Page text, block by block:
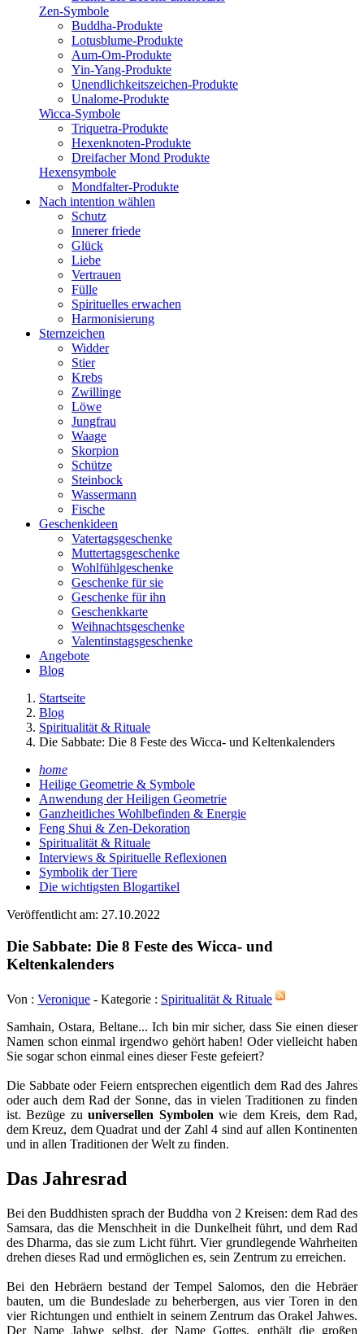
Zen-Symbole
Buddha-Produkte
Lotusblume-Produkte
Aum-Om-Produkte
Yin-Yang-Produkte
Unendlichkeitszeichen-Produkte
Unalome-Produkte
Wicca-Symbole
Triquetra-Produkte
Hexenknoten-Produkte
Dreifacher Mond Produkte
Hexensymbole
Mondfalter-Produkte
Nach intention wählen
Schutz
Innerer friede
Glück
Liebe
Vertrauen
Fülle
Spirituelles erwachen
Harmonisierung
Sternzeichen
Widder
Stier
Krebs
Zwillinge
Löwe
Jungfrau
Waage
Skorpion
Schütze
Steinbock
Wassermann
Fische
Geschenkideen
Vatertagsgeschenke
Muttertagsgeschenke
Wohlfühlgeschenke
Geschenke für sie
Geschenke für ihn
Geschenkkarte
Weihnachtsgeschenke
Valentinstagsgeschenke
Angebote
Blog
Startseite
Blog
Spiritualität & Rituale
Die Sabbate: Die 8 Feste des Wicca- und Keltenkalenders
home
Heilige Geometrie & Symbole
Anwendung der Heiligen Geometrie
Ganzheitliches Wohlbefinden & Energie
Feng Shui & Zen-Dekoration
Spiritualität & Rituale
Interviews & Spirituelle Reflexionen
Symbolik der Tiere
Die wichtigsten Blogartikel
Veröffentlicht am: 27.10.2022
Die Sabbate: Die 8 Feste des Wicca- und
Keltenkalenders
Von : Veronique - Kategorie : Spiritualität & Rituale
Samhain, Ostara, Beltane... Ich bin mir sicher, dass Sie einen dieser
Namen schon einmal irgendwo gehört haben! Oder vielleicht haben
Sie sogar schon einmal eines dieser Feste gefeiert?
Die Sabbate oder Feiern entsprechen eigentlich dem Rad des Jahres
oder auch dem Rad der Sonne, das in vielen Traditionen zu finden
ist. Bezüge zuuniversellen Symbolen wie dem Kreis, dem Rad,
dem Kreuz, dem Quadrat und der Zahl 4 sind auf allen Kontinenten
und in allen Traditionen der Welt zu finden.
Das Jahresrad
Bei den Buddhisten sprach der Buddha von 2 Kreisen: dem Rad des
Samsara, das die Menschheit in die Dunkelheit führt, und dem Rad
des Dharma, das sie zum Licht führt. Vier grundlegende Wahrheiten
drehen dieses Rad und ermöglichen es, sein Zentrum zu erreichen.
Bei den Hebräern bestand der Tempel Salomos, den die Hebräer
bauten, um die Bundeslade zu beherbergen, aus vier Toren in den
vier Richtungen und enthielt in seinem Zentrum das Orakel Jahwes.
Der Name Jahwe selbst, der Name Gottes, enthält die großen